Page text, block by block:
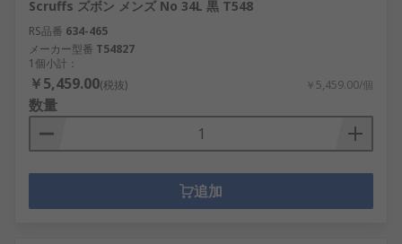
Scruffs ズボン メンズ No 34L 黒 T548
RS品番 634-465
メーカー型番 T54827
1個小計：
￥5,459.00(税抜) ￥5,459.00/個
数量
追加